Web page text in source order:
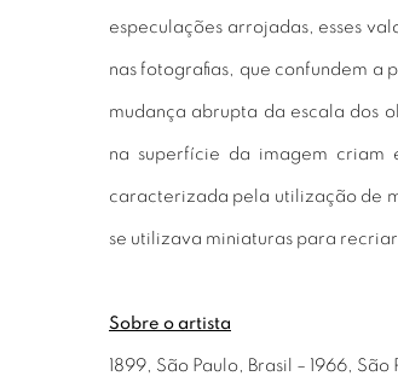
especulações arrojadas, esses
nas fotografias, que confundem a
mudança abrupta da escala dos
na superfície da imagem criam
caracterizada pela utilização de
se utilizava miniaturas para recriar
Sobre o artista
1899, São Paulo, Brasil – 1966, São